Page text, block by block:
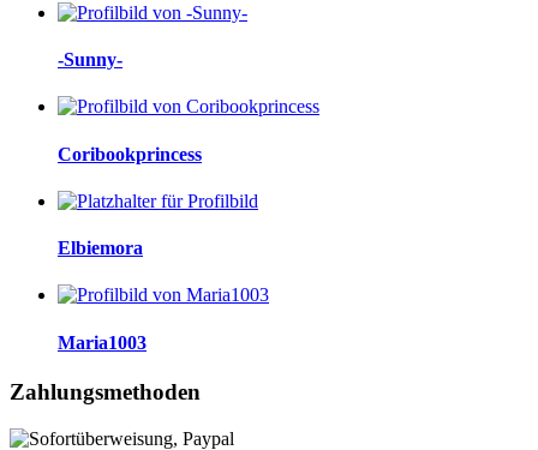
-Sunny-
Coribookprincess
Elbiemora
Maria1003
Zahlungsmethoden